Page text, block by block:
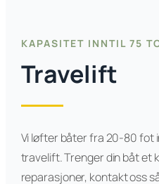
KAPASITET INNTIL 75
Travelift
Vi løfter båter fra 20-80 fot
travelift. Trenger din båt et
reparasjoner, kontakt oss